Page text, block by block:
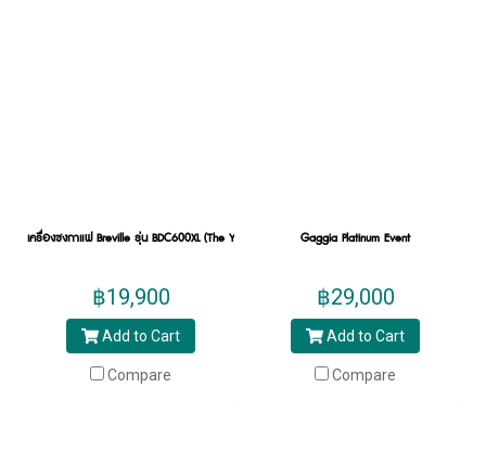
เครื่องชงกาแฟ Breville รุ่น BDC600XL (The YouBrew)
฿19,900
Add to Cart
Compare
Gaggia Platinum Event
฿29,000
Add to Cart
Compare